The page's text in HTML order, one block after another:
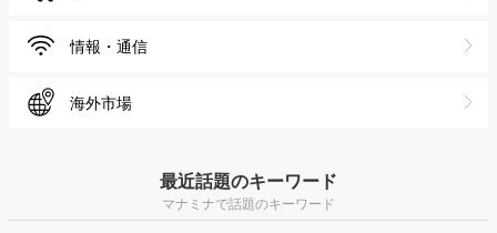
情報・通信
海外市場
最近話題のキーワード
マナミナで話題のキーワード